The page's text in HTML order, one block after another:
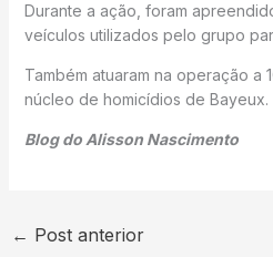
Durante a ação, foram
veículos utilizados pelo grupo
Também atuaram na operação a
núcleo de homicídios de Bayeux.
Blog do Alisson Nascimento
← Post anterior